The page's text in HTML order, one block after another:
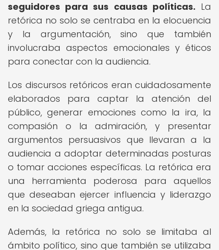
seguidores para sus causas políticas. La
retórica no solo se centraba en la elocuencia
y la argumentación, sino que también
involucraba aspectos emocionales y éticos
para conectar con la audiencia.
Los discursos retóricos eran cuidadosamente
elaborados para captar la atención del
público, generar emociones como la ira, la
compasión o la admiración, y presentar
argumentos persuasivos que llevaran a la
audiencia a adoptar determinadas posturas
o tomar acciones específicas. La retórica era
una herramienta poderosa para aquellos
que deseaban ejercer influencia y liderazgo
en la sociedad griega antigua.
Además, la retórica no solo se limitaba al
ámbito político, sino que también se utilizaba